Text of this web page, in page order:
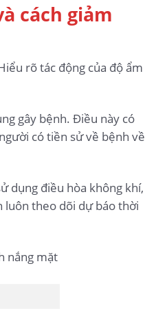
cách giảm
rõ tác động của độ ẩm
gây bệnh. Điều này có
có tiền sử về bệnh về
dụng điều hòa không khí,
luôn theo dõi dự báo thời